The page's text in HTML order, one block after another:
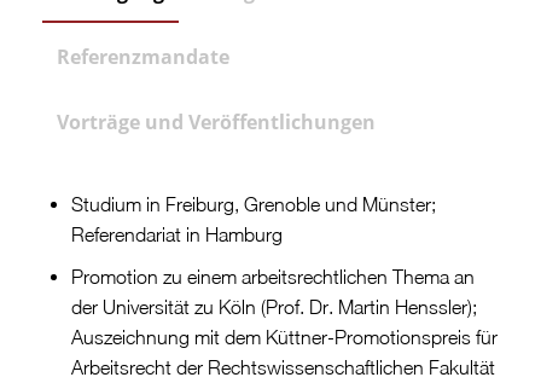
Referenzmandate
Vorträge und Veröffentlichungen
Studium in Freiburg, Grenoble und Münster;
Referendariat in Hamburg
Promotion zu einem arbeitsrechtlichen Thema an
der Universität zu Köln (Prof. Dr. Martin Henssler);
Auszeichnung mit dem Küttner-Promotionspreis für
Arbeitsrecht der Rechtswissenschaftlichen Fakultät